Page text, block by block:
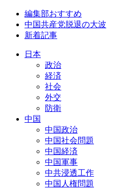
編集部おすすめ
中国共産党脱退の大波
新着記事
日本
政治
経済
社会
外交
防衛
中国
中国政治
中国社会問題
中国経済
中国軍事
中共浸透工作
中国人権問題